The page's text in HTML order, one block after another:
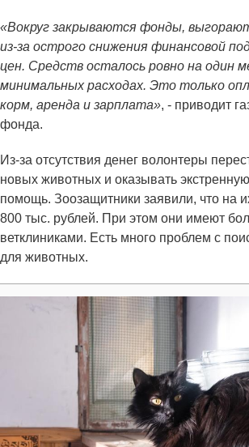
«Вокруг закрываются фонды,
из-за острого снижения финансовой
цен. Средств осталось ровно на один
минимальных расходах. Это только
корм, аренда и зарплата», - приводит
фонда.
Из-за отсутствия денег волонтеры
новых животных и оказывать
помощь. Зоозащитники заявили, что на
800 тыс. рублей. При этом они имеют
ветклиниками. Есть много проблем с
для животных.